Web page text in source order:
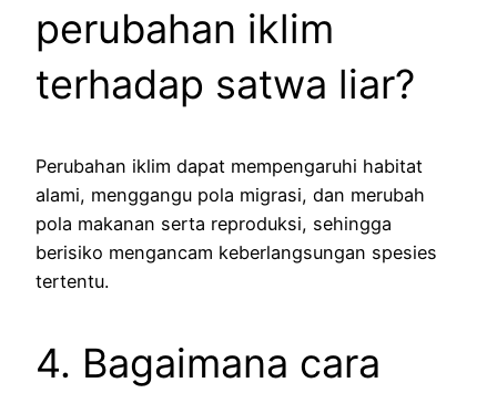
perubahan iklim
terhadap satwa liar?
Perubahan iklim dapat mempengaruhi habitat
alami, menggangu pola migrasi, dan merubah
pola makanan serta reproduksi, sehingga
berisiko mengancam keberlangsungan spesies
tertentu.
4. Bagaimana cara